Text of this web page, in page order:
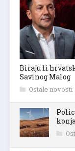
Biraju li
Savinog Malog
Ostale novosti